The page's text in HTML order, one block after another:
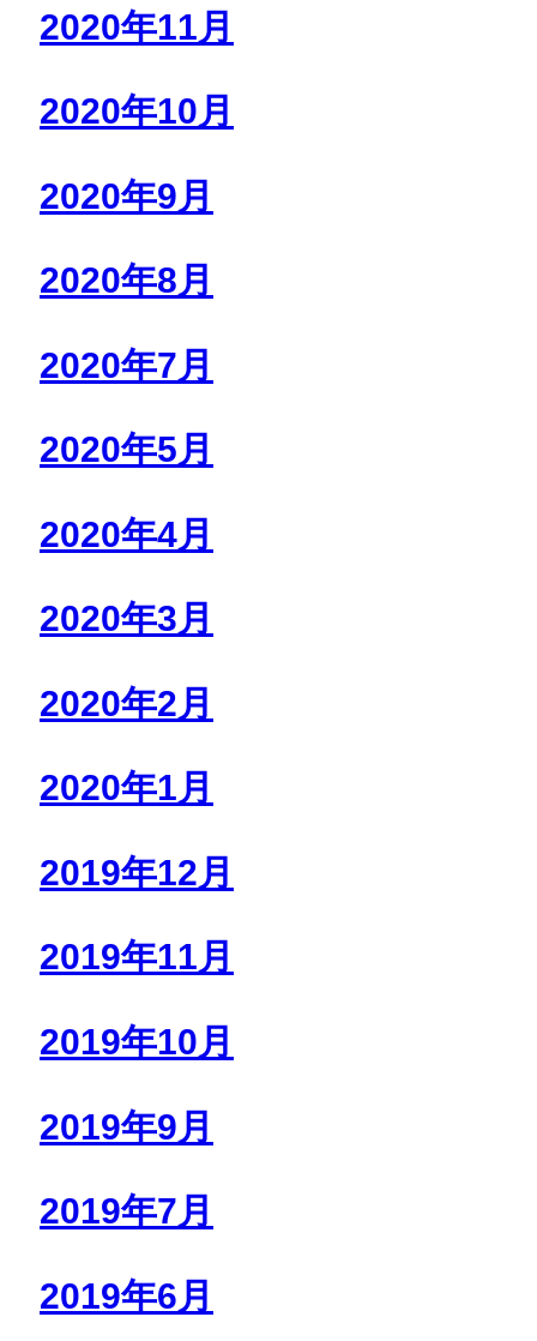
2020年11月
2020年10月
2020年9月
2020年8月
2020年7月
2020年5月
2020年4月
2020年3月
2020年2月
2020年1月
2019年12月
2019年11月
2019年10月
2019年9月
2019年7月
2019年6月